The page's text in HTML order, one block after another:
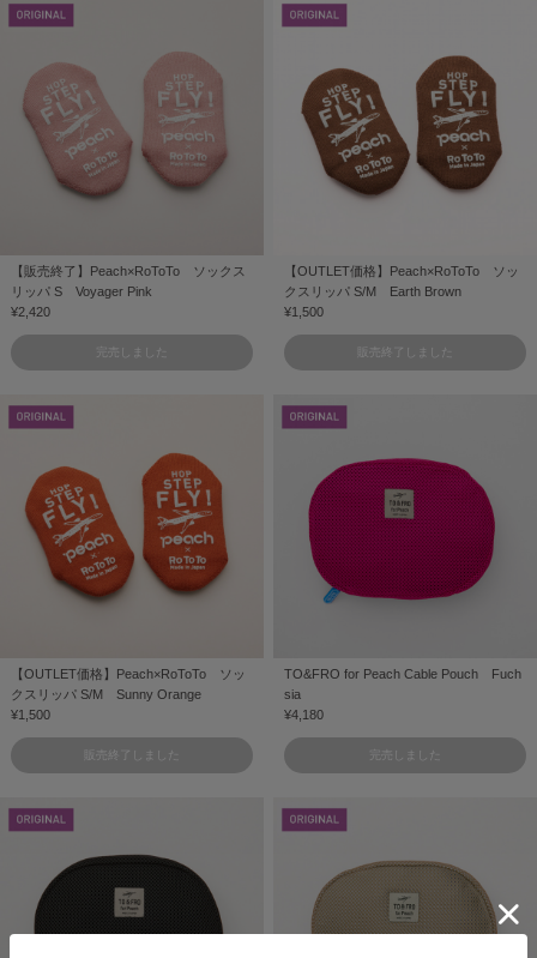
【販売終了】Peach×RoToTo ソックス
リッパ S Voyager Pink
¥2,420
完売しました
【OUTLET価格】Peach×RoToTo ソッ
クスリッパ S/M Earth Brown
¥1,500
販売終了しました
【OUTLET価格】Peach×RoToTo ソッ
クスリッパ S/M Sunny Orange
¥1,500
販売終了しました
TO&FRO for Peach Cable Pouch Fuch
sia
¥4,180
完売しました